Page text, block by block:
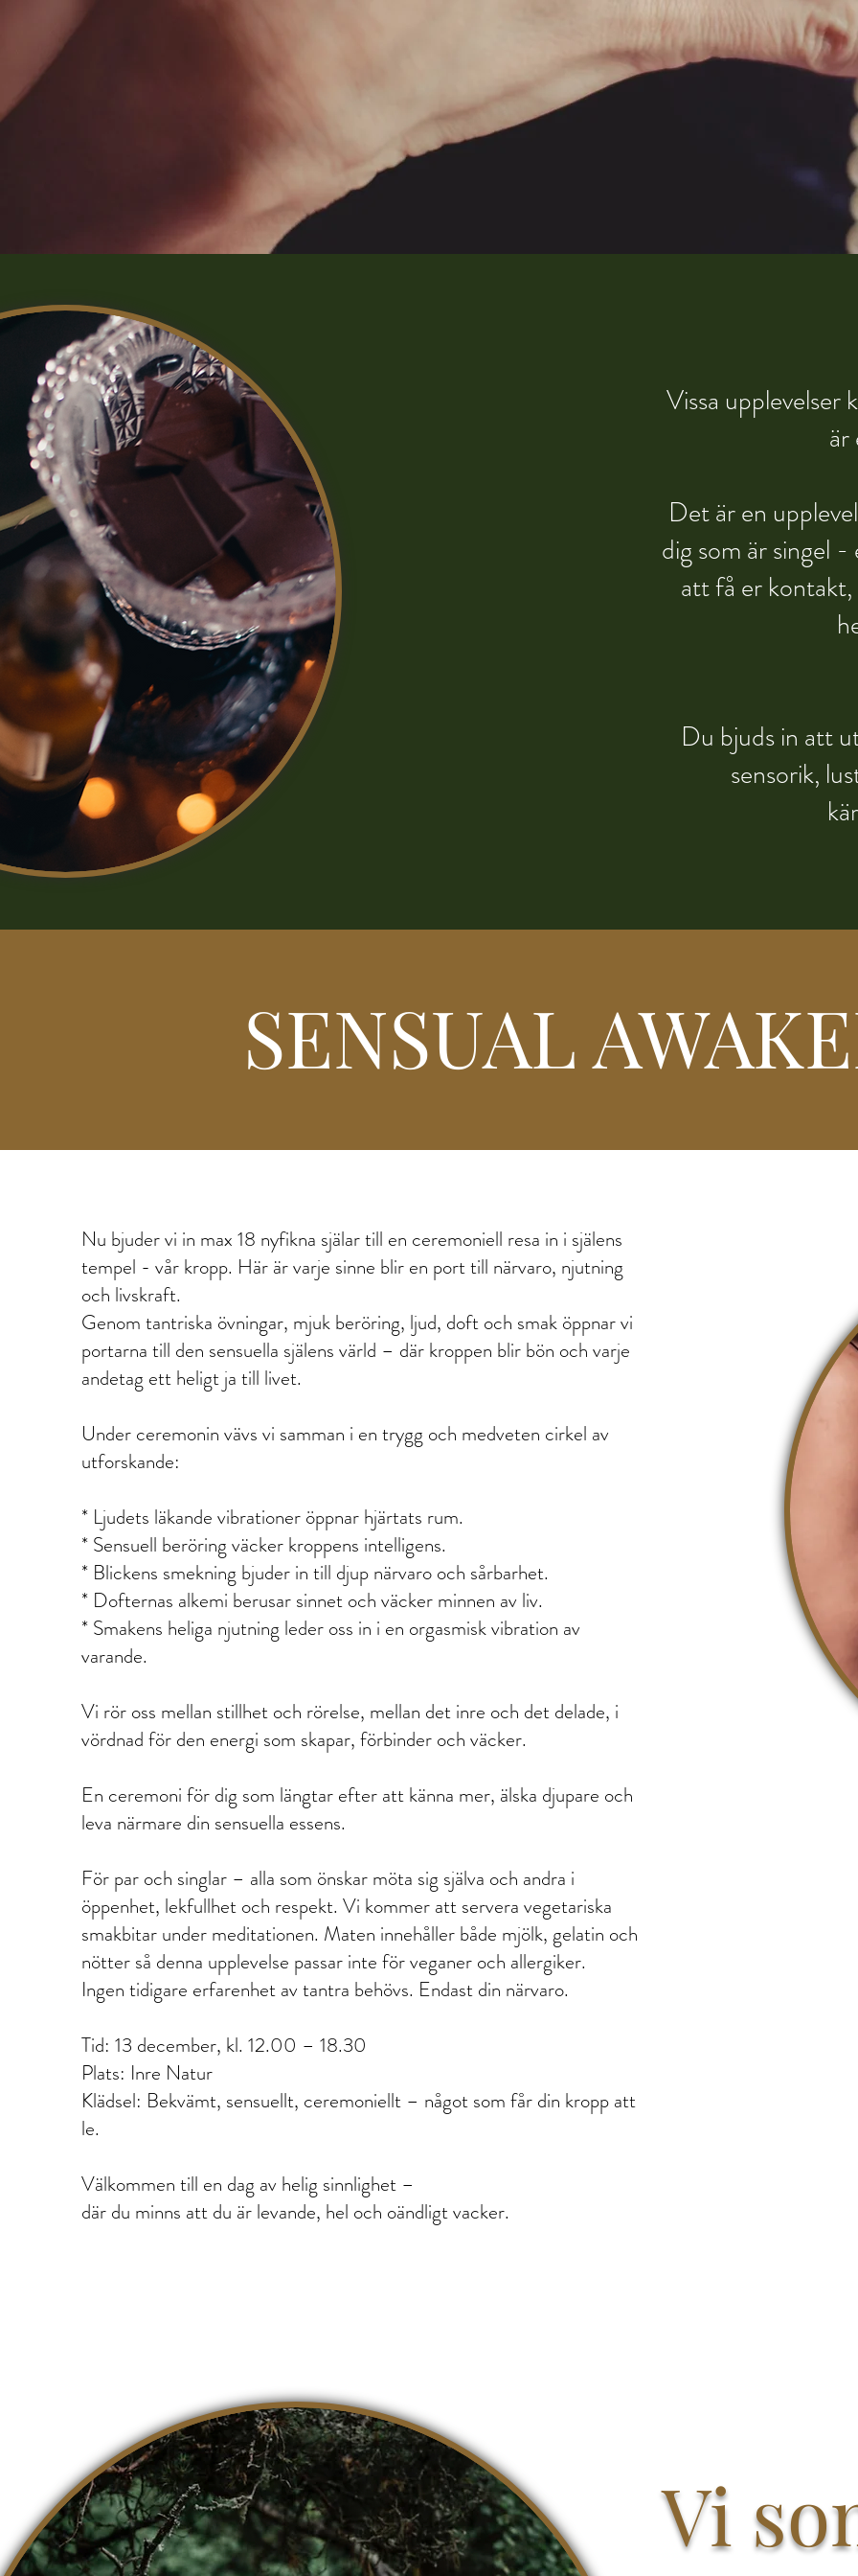
Vissa upplevelser
är
Det är en
dig som är singel
att få er
Du bjuds in att
sensorik,
SENSUAL
Nu bjuder vi in max 18 nyfikna själar till en ceremoniell resa in i själens
tempel - vår kropp. Här är varje sinne blir en port till närvaro, njutning
och livskraft.
Genom tantriska övningar, mjuk beröring, ljud, doft och smak öppnar vi
portarna till den sensuella själens värld – där kroppen blir bön och varje
andetag ett heligt ja till livet.
Under ceremonin vävs vi samman i en trygg och medveten cirkel av
utforskande:
* Ljudets läkande vibrationer öppnar hjärtats rum.
* Sensuell beröring väcker kroppens intelligens.
* Blickens smekning bjuder in till djup närvaro och sårbarhet.
* Dofternas alkemi berusar sinnet och väcker minnen av liv.
* Smakens heliga njutning leder oss in i en orgasmisk vibration av
varande.
Vi rör oss mellan stillhet och rörelse, mellan det inre och det delade, i
vördnad för den energi som skapar, förbinder och väcker.
En ceremoni för dig som längtar efter att känna mer, älska djupare och
leva närmare din sensuella essens.
För par och singlar – alla som önskar möta sig själva och andra i
öppenhet, lekfullhet och respekt. Vi kommer att servera vegetariska
smakbitar under meditationen. Maten innehåller både mjölk, gelatin och
nötter så denna upplevelse passar inte för veganer och allergiker.
Ingen tidigare erfarenhet av tantra behövs. Endast din närvaro.
Tid: 13 december, kl. 12.00 – 18.30
Plats: Inre Natur
Klädsel: Bekvämt, sensuellt, ceremoniellt – något som får din kropp att
le.
Välkommen till en dag av helig sinnlighet –
där du minns att du är levande, hel och oändligt vacker.
Vi